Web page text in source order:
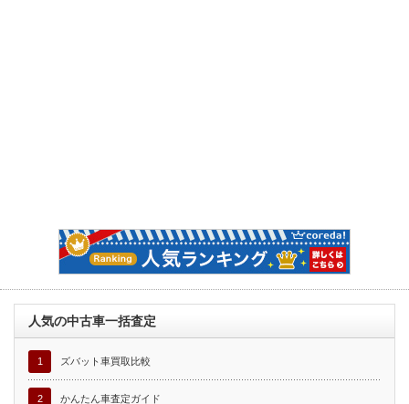
人気の中古車一括査定
1 ズバット車買取比較
2 かんたん車査定ガイド